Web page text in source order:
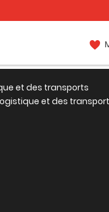
et des transports
et des